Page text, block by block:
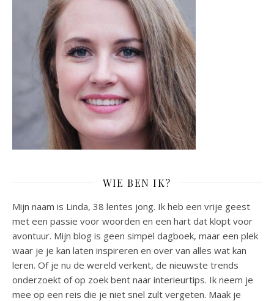
WIE BEN IK?
Mijn naam is Linda, 38 lentes jong. Ik heb een vrije geest
met een passie voor woorden en een hart dat klopt voor
avontuur. Mijn blog is geen simpel dagboek, maar een plek
waar je je kan laten inspireren en over van alles wat kan
leren. Of je nu de wereld verkent, de nieuwste trends
onderzoekt of op zoek bent naar interieurtips. Ik neem je
mee op een reis die je niet snel zult vergeten. Maak je